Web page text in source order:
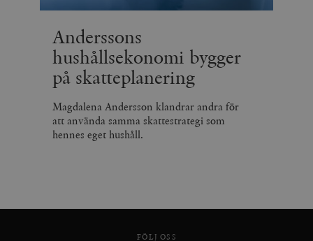
Anderssons
hushållsekonomi bygger
på skatteplanering
Magdalena Andersson klandrar andra för
att använda samma skattestrategi som
hennes eget hushåll.
FÖLJ OSS